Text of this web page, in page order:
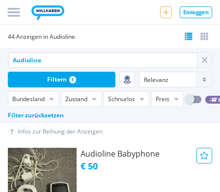
Einloggen
44 Anzeigen in Audioline
Bundesland Zustand Schnurlos Preis
Filter zurücksetzen
Filtern 1
Infos zur Reihung der Anzeigen
Audioline Babyphone
€ 50